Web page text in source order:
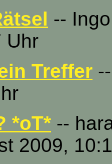
--
Uhr
Treffer
*oT* --
2009,